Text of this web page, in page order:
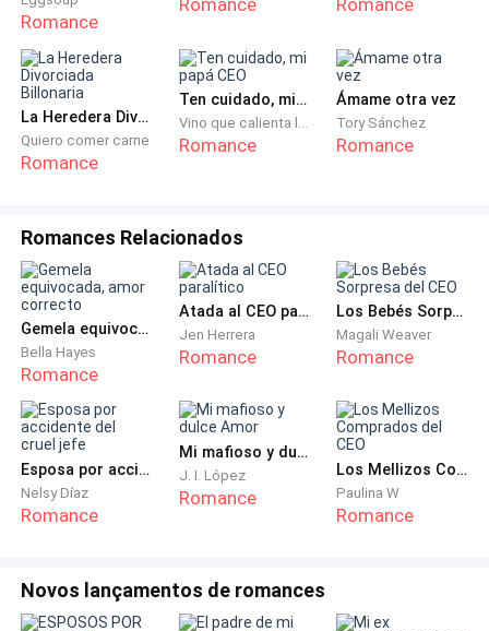
Romance
Romance Romance
La Heredera Divorciada Billonaria
Quiero comer carne
Romance
Ten cuidado, mi papá CEO
Romance
Ámame otra vez
Tory Sánchez
Romance
Romances Relacionados
Gemela equivocada, amor correcto
Bella Hayes
Romance
Atada al CEO paralítico
Jen Herrera
Romance
Los Bebés Sorpresa del CEO
Magali Weaver
Romance
Esposa por accidente del cruel jefe
Nelsy Díaz
Romance
Mi mafioso y dulce Amor
J. I. López
Romance
Los Mellizos Comprados del CEO
Paulina W
Romance
Novos lançamentos de romances